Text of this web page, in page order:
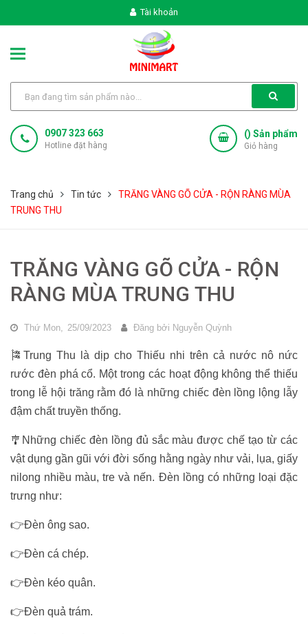
Tài khoản
0907 323 663
Hotline đặt hàng
() Sản phẩm
Giỏ hàng
Trang chủ Tin tức
TRĂNG VÀNG GÕ CỬA - RỘN RÀNG MÙA
TRUNG THU
TRĂNG VÀNG GÕ CỬA - RỘN
RÀNG MÙA TRUNG THU
Thứ Mon, 25/09/2023 Đăng bởi Nguyễn Quỳnh
🎏Trung Thu là dịp cho Thiếu nhi trên cả nước nô nức
rước đèn phá cổ. Một trong các hoạt động không thể thiếu
trong lễ hội trăng rằm đó là những chiếc đèn lồng lộng lẫy
đậm chất truyền thống.
🎐Những chiếc đèn lồng đủ sắc màu được chế tạo từ các
vật dụng gần gũi với đời sống hằng ngày như vải, lụa, giấy
nilong nhiều màu, tre và nến. Đèn lồng có những loại đặc
trưng như:
👉Đèn ông sao.
👉Đèn cá chép.
👉Đèn kéo quân.
👉Đèn quả trám.